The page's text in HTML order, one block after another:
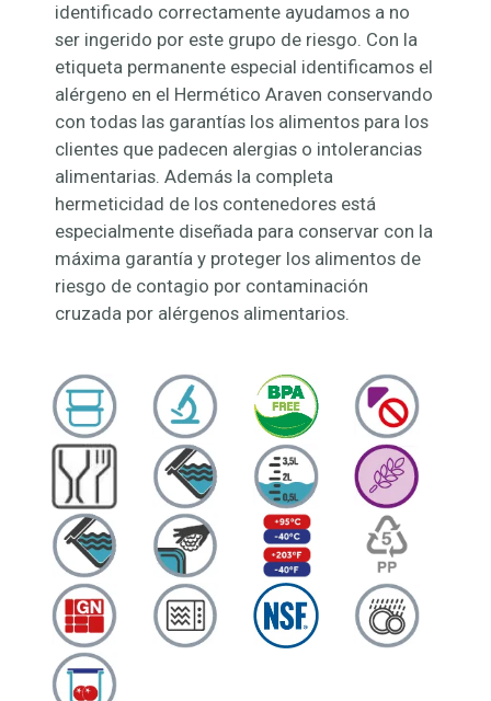
identificado correctamente ayudamos a no
ser ingerido por este grupo de riesgo. Con la
etiqueta permanente especial identificamos el
alérgeno en el Hermético Araven conservando
con todas las garantías los alimentos para los
clientes que padecen alergias o intolerancias
alimentarias. Además la completa
hermeticidad de los contenedores está
especialmente diseñada para conservar con la
máxima garantía y proteger los alimentos de
riesgo de contagio por contaminación
cruzada por alérgenos alimentarios.